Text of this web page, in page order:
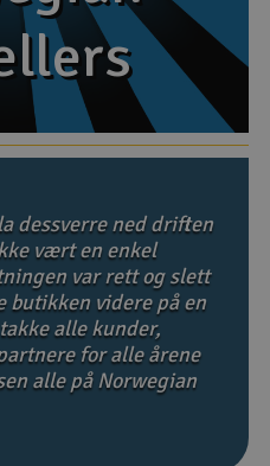
& byggesett
dessverre ned driften
vært en enkel
var rett og slett
butikken videre på en
alle kunder,
for alle årene
alle på Norwegian